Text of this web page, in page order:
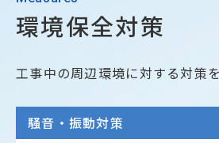
環境保全対策
工事中の周辺環境に対する対策
騒音・振動対策